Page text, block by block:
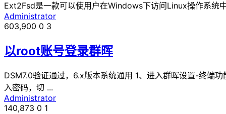
Ext2Fsd是一款可以使用户在Windows下访问Linux操作系统
Administrator
603,900 0 3
以root账号登录群晖
DSM7.0验证通过，6.x版本系统通用 1、进入群晖设置-终端
入密码，切 ...
Administrator
140,873 0 1